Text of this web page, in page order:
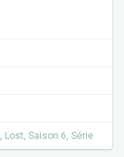
, Lost, Saison 6, Série